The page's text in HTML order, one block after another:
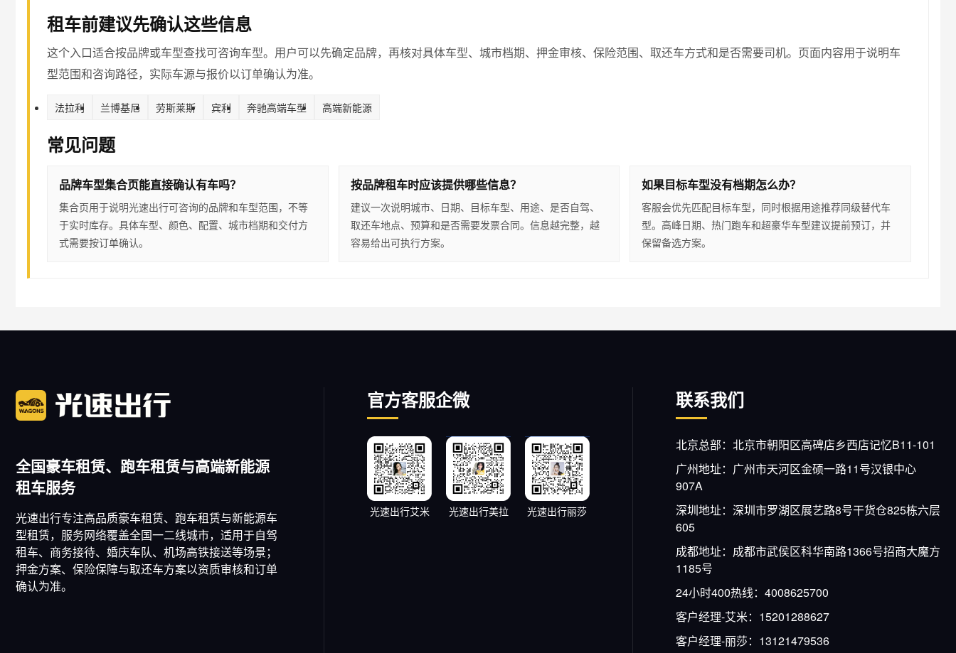
租车前建议先确认这些信息
这个入口适合按品牌或车型查找可咨询车型。用户可以先确定品牌，再核对具体车型、城市档期、押金审核、保险范围、取还车方式和是否需要司机。页面内容用于说明车
型范围和咨询路径，实际车源与报价以订单确认为准。
法拉利 兰博基尼 劳斯莱斯 宾利 奔驰高端车型 高端新能源
常见问题
品牌车型集合页能直接确认有车吗？
集合页用于说明光速出行可咨询的品牌和车型范围，不等
于实时库存。具体车型、颜色、配置、城市档期和交付方
式需要按订单确认。
按品牌租车时应该提供哪些信息？
建议一次说明城市、日期、目标车型、用途、是否自驾、
取还车地点、预算和是否需要发票合同。信息越完整，越
容易给出可执行方案。
如果目标车型没有档期怎么办？
客服会优先匹配目标车型，同时根据用途推荐同级替代车
型。高峰日期、热门跑车和超豪华车型建议提前预订，并
保留备选方案。
全国豪车租赁、跑车租赁与高端新能源
租车服务
光速出行专注高品质豪车租赁、跑车租赁与新能源车
型租赁，服务网络覆盖全国一二线城市，适用于自驾
租车、商务接待、婚庆车队、机场高铁接送等场景；
押金方案、保险保障与取还车方案以资质审核和订单
确认为准。
官方客服企微
光速出行艾米 光速出行美拉 光速出行丽莎
联系我们
北京总部：北京市朝阳区高碑店乡西店记忆B11-101
广州地址：广州市天河区金硕一路11号汉银中心
907A
深圳地址：深圳市罗湖区展艺路8号干货仓825栋六层
605
成都地址：成都市武侯区科华南路1366号招商大魔方
1185号
24小时400热线：4008625700
客户经理-艾米：15201288627
客户经理-丽莎：13121479536